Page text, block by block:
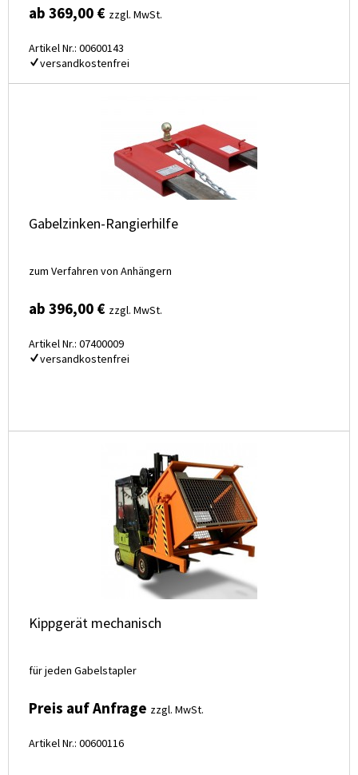
ab 369,00 € zzgl. MwSt.
Artikel Nr.: 00600143
versandkostenfrei
Gabelzinken-Rangierhilfe
zum Verfahren von Anhängern
ab 396,00 € zzgl. MwSt.
Artikel Nr.: 07400009
versandkostenfrei
Kippgerät mechanisch
für jeden Gabelstapler
Preis auf Anfrage zzgl. MwSt.
Artikel Nr.: 00600116